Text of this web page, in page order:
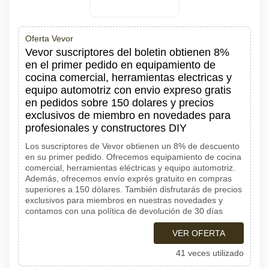
Oferta Vevor
Vevor suscriptores del boletin obtienen 8%
en el primer pedido en equipamiento de
cocina comercial, herramientas electricas y
equipo automotriz con envio expreso gratis
en pedidos sobre 150 dolares y precios
exclusivos de miembro en novedades para
profesionales y constructores DIY
Los suscriptores de Vevor obtienen un 8% de descuento
en su primer pedido. Ofrecemos equipamiento de cocina
comercial, herramientas eléctricas y equipo automotriz.
Además, ofrecemos envío exprés gratuito en compras
superiores a 150 dólares. También disfrutarás de precios
exclusivos para miembros en nuestras novedades y
contamos con una política de devolución de 30 días
VER OFERTA
41 veces utilizado